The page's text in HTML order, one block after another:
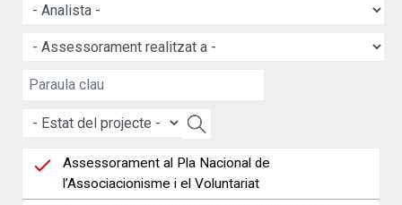
Assessorament al Pla Nacional de
l’Associacionisme i el Voluntariat